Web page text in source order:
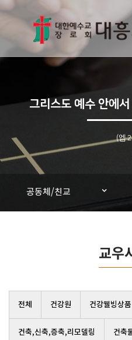
그리스도 예수 안에
(엡
공동체/친교
교우
전체 건강원 건강웰빙상품
건축,신축,증축,리모델링 건축